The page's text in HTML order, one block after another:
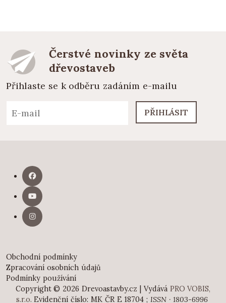
Čerstvé novinky ze světa
dřevostaveb
Přihlaste se k odběru zadáním e-mailu
PŘIHLÁSIT
Obchodní podmínky
Zpracování osobních údajů
Podmínky používání
Copyright © 2026 Drevoastavby.cz | Vydává PRO VOBIS,
s.r.o. Evidenční číslo: MK ČR E 18704 ; ISSN · 1803-6996